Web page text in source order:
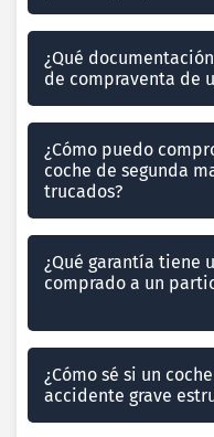
¿Qué
de compraventa de
¿Cómo puedo
coche de segunda
trucados?
¿Qué garantía tiene
comprado a un
¿Cómo sé si un
accidente grave